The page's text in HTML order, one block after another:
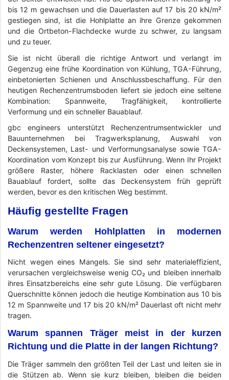
bis 12 m gewachsen und die Dauerlasten auf 17 bis 20 kN/m²
gestiegen sind, ist die Hohlplatte an ihre Grenze gekommen
und die Ortbeton-Flachdecke wurde zu schwer, zu langsam
und zu teuer.
Sie ist nicht überall die richtige Antwort und verlangt im
Gegenzug eine frühe Koordination von Kühlung, TGA-Führung,
einbetonierten Schienen und Anschlussbeschaffung. Für den
heutigen Rechenzentrumsboden liefert sie jedoch eine seltene
Kombination: Spannweite, Tragfähigkeit, kontrollierte
Verformung und ein schneller Bauablauf.
gbc engineers unterstützt Rechenzentrumsentwickler und
Bauunternehmen bei Tragwerksplanung, Auswahl von
Deckensystemen, Last- und Verformungsanalyse sowie TGA-
Koordination vom Konzept bis zur Ausführung. Wenn Ihr Projekt
größere Raster, höhere Racklasten oder einen schnellen
Bauablauf fordert, sollte das Deckensystem früh geprüft
werden, bevor es den kritischen Weg bestimmt.
Häufig gestellte Fragen
Warum werden Hohlplatten in modernen
Rechenzentren seltener eingesetzt?
Nicht wegen eines Mangels. Sie sind sehr materialeffizient,
verursachen vergleichsweise wenig CO₂ und bleiben innerhalb
ihres Einsatzbereichs eine sehr gute Lösung. Die verfügbaren
Querschnitte können jedoch die heutige Kombination aus 10 bis
12 m Spannweite und 17 bis 20 kN/m² Dauerlast oft nicht mehr
tragen.
Warum spannen Träger meist in der kurzen
Richtung und die Platte in der langen Richtung?
Die Träger sammeln den größten Teil der Last und leiten sie in
die Stützen ab. Wenn sie kurz bleiben, bleiben die beiden